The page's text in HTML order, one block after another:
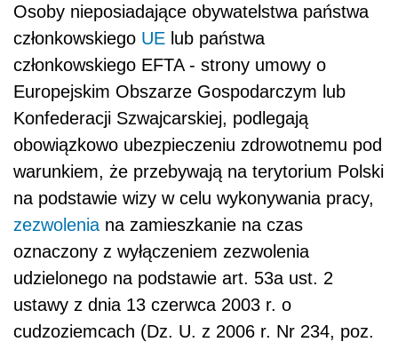
Osoby nieposiadające obywatelstwa państwa
członkowskiego UE lub państwa
członkowskiego EFTA - strony umowy o
Europejskim Obszarze Gospodarczym lub
Konfederacji Szwajcarskiej, podlegają
obowiązkowo ubezpieczeniu zdrowotnemu pod
warunkiem, że przebywają na terytorium Polski
na podstawie wizy w celu wykonywania pracy,
zezwolenia na zamieszkanie na czas
oznaczony z wyłączeniem zezwolenia
udzielonego na podstawie art. 53a ust. 2
ustawy z dnia 13 czerwca 2003 r. o
cudzoziemcach (Dz. U. z 2006 r. Nr 234, poz.